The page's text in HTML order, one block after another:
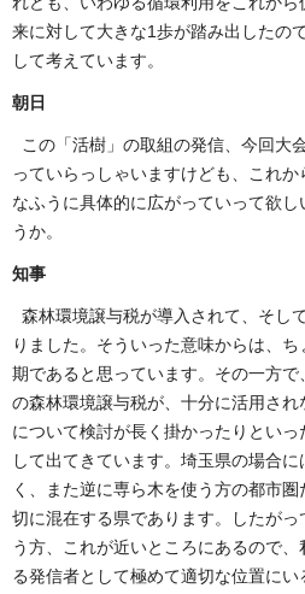
来に対して大きな1歩が踏み出したの
して考えています。
朝日
この「活樹」の取組の発信、今回大
っていらっしゃいますけども、これ
なふうに具体的に広がっていって欲
うか。
知事
森林環境譲与税が導入されて、そし
りました。そういった意味からは、
期であると思っています。その一方
の森林環境譲与税が、十分に活用さ
について検討が長く掛かったりとい
して出てきています。埼玉県の場合
く、また逆に専ら木を使う方の都市
切に混在する県であります。したが
う方、これが近いところにあるので
る発信者として極めて適切な位置に